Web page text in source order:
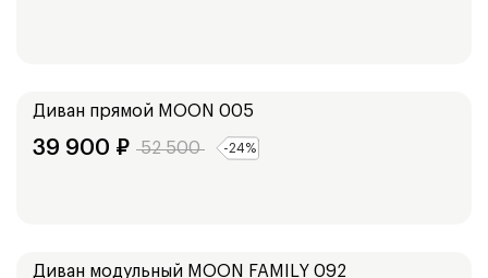
Диван прямой MOON 005
39 900 ₽ 52 500 -24%
Диван модульный MOON FAMILY 092